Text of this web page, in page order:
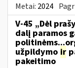
Metai: 2024
V-45 „Dėl
dalį paramos
užpildymo ir
pakeitimo